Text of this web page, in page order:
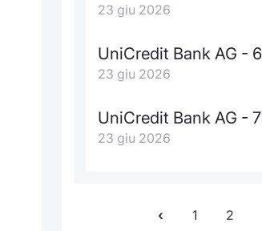
23 giu 2026
UniCredit Bank AG -
23 giu 2026
UniCredit Bank AG -
23 giu 2026
1 2